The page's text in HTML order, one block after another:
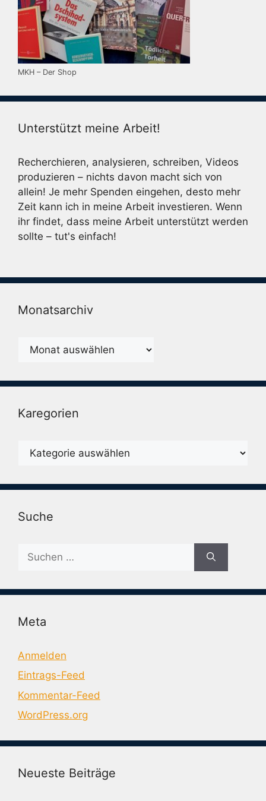
MKH – Der Shop
Unterstützt meine Arbeit!
Recherchieren, analysieren, schreiben, Videos
produzieren – nichts davon macht sich von
allein! Je mehr Spenden eingehen, desto mehr
Zeit kann ich in meine Arbeit investieren. Wenn
ihr findet, dass meine Arbeit unterstützt werden
sollte – tut's einfach!
Monatsarchiv
Monatsarchiv
Karegorien
Karegorien
Suche
nach:
Meta
Anmelden
Eintrags-Feed
Kommentar-Feed
WordPress.org
Neueste Beiträge